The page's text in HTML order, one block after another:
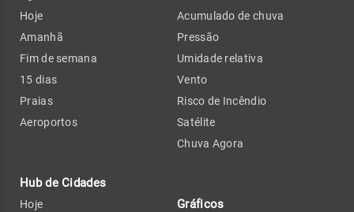
Hoje
Amanhã
Fim de semana
15 dias
Praias
Aeroportos
Hub de Cidades
Hoje
Acumulado de chuva
Pressão
Umidade relativa
Vento
Risco de Incêndio
Satélite
Chuva Agora
Gráficos